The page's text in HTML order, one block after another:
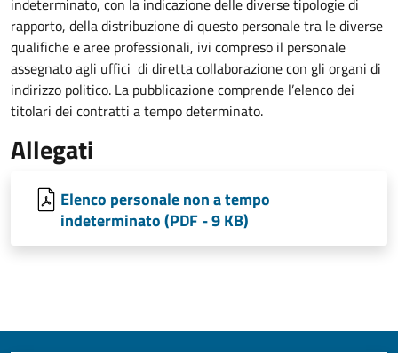
indeterminato, con la indicazione delle diverse tipologie di
rapporto, della distribuzione di questo personale tra le diverse
qualifiche e aree professionali, ivi compreso il personale
assegnato agli uffici di diretta collaborazione con gli organi di
indirizzo politico. La pubblicazione comprende l’elenco dei
titolari dei contratti a tempo determinato.
Allegati
Elenco personale non a tempo
indeterminato (PDF - 9 KB)